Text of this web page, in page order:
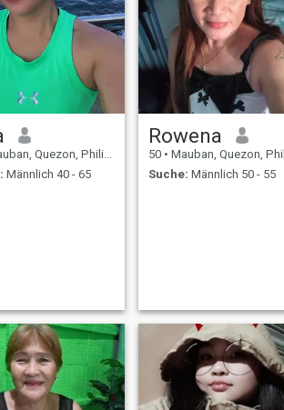
Quezon, Philippinen
Männlich 40 - 65
Rowena
50 • Mauban, Quezon,
Suche: Männlich 50 - 55